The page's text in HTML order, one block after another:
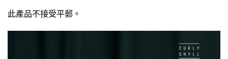
此產品不接受平郵。